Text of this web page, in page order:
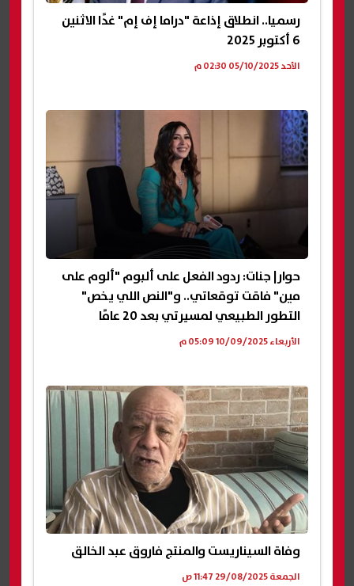
رسميا.. انطلاق إذاعة "دراما إف إم" غدًا الاثنين
6 أكتوبر 2025
الأحد 05/10/2025 02:30 م
حوار| جنات: ردود الفعل على ألبوم "ألوم على
مين" فاقت توقعاتي.. و"النص اللي يخص"
التطور الطبيعي لمسيرتي بعد 20 عامًا
الأربعاء 10/09/2025 05:09 م
وفاة السيناريست والمنتج فاروق عبد الخالق
الجمعة 29/08/2025 11:47 ص